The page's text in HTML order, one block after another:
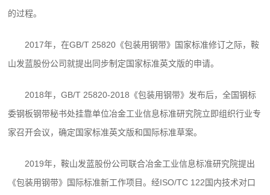
的过程。
2017年，在GB/T 25820《包装用钢带》国家标准修订之际，鞍
山发蓝股份公司就提出同步制定国家标准英文版的申请。
2018年，GB/T 25820-2018《包装用钢带》发布后，全国钢标
委钢板钢带秘书处挂靠单位冶金工业信息标准研究院立即组织行业专
家召开会议，确定国家标准英文版和国际标准草案。
2019年，鞍山发蓝股份公司联合冶金工业信息标准研究院提出
《包装用钢带》国际标准新工作项目。经ISO/TC 122国内技术对口